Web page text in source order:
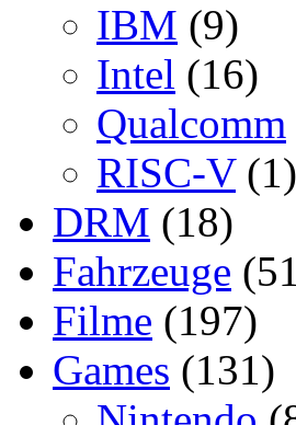
IBM (9)
Intel (16)
Qualcomm
RISC-V(1)
DRM (18)
Fahrzeuge
Filme (197)
Games (131)